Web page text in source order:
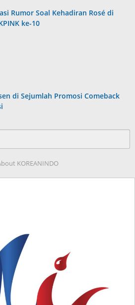
Rumor Soal Kehadiran Rosé di
ke-10
di Sejumlah Promosi Comeback
KOREANINDO